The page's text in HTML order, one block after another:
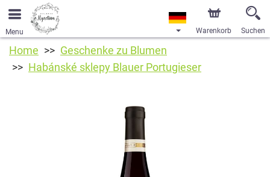
Menu Warenkorb Suchen
Home
Geschenke zu Blumen
Habánské sklepy Blauer Portugieser